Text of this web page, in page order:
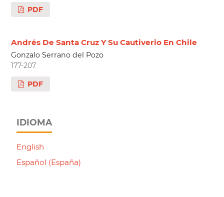
PDF
Andrés De Santa Cruz Y Su Cautiverio En Chile
Gonzalo Serrano del Pozo
177-207
PDF
IDIOMA
English
Español (España)